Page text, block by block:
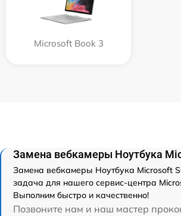
Microsoft Book 3
Замена вебкамеры Ноутбука
Замена вебкамеры Ноутбука Microsoft
задача для нашего сервис-центра
Выполним быстро и качественно!
Позвоните нам и наш мастер